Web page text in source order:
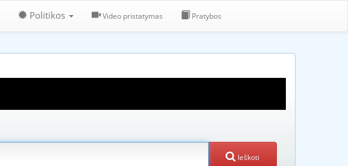
Politikos Video pristatymas Pratybos
Ieškoti